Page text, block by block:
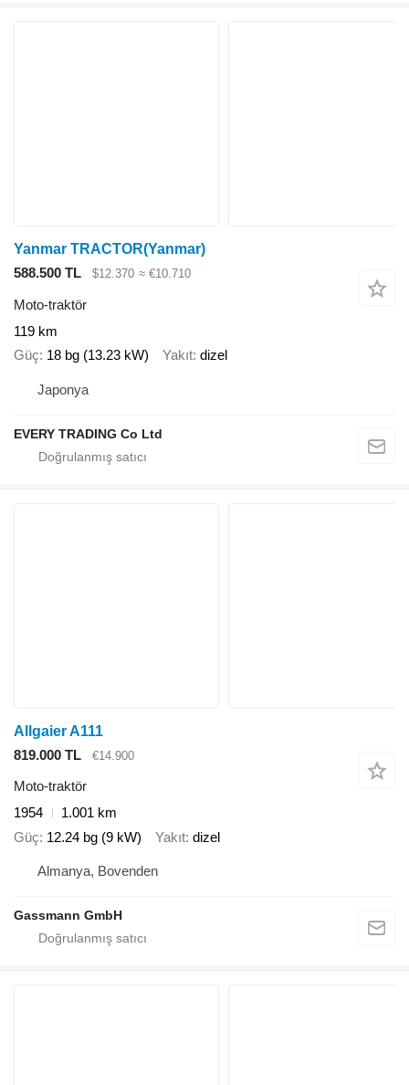
Yanmar TRACTOR(Yanmar)
588.500 TL
$12.370 ≈ €10.710
Moto-traktör
119 km
Güç 18 bg (13.23 kW) Yakıt dizel
Japonya
EVERY TRADING Co Ltd
Allgaier A111
819.000 TL
€14.900
Moto-traktör
1954
1.001 km
Güç 12.24 bg (9 kW) Yakıt dizel
Almanya, Bovenden
Gassmann GmbH